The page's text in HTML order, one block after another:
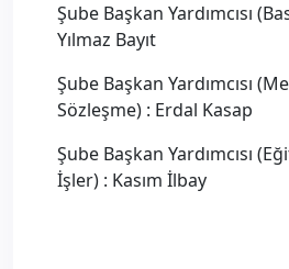
Şube Başkan Yardımcısı
Yılmaz Bayıt
Şube Başkan Yardımcısı
Sözleşme) : Erdal Kasap
Şube Başkan Yardımcısı
İşler) : Kasım İlbay